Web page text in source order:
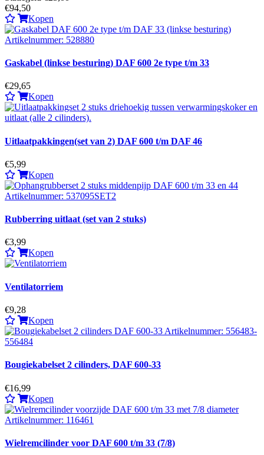
€94,50
Kopen
Gaskabel (linkse besturing) DAF 600 2e type t/m 33
€29,65
Kopen
Uitlaatpakkingen(set van 2) DAF 600 t/m DAF 46
€5,99
Kopen
Rubberring uitlaat (set van 2 stuks)
€3,99
Kopen
Ventilatorriem
€9,28
Kopen
Bougiekabelset 2 cilinders, DAF 600-33
€16,99
Kopen
Wielremcilinder voor DAF 600 t/m 33 (7/8)